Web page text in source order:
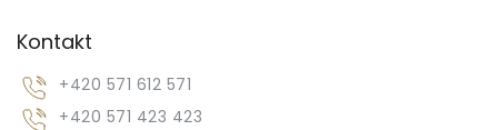
Kontakt
+420 571 612 571
+420 571 423 423